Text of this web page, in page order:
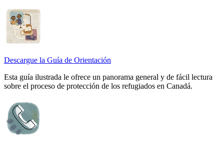
Descargue la Guía de Orientación
Esta guía ilustrada le ofrece un panorama general y de fácil lectura
sobre el proceso de protección de los refugiados en Canadá.